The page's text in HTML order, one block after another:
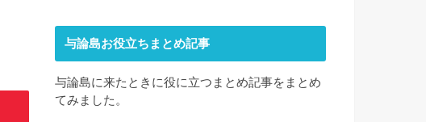
与論島お役立ちまとめ記事
与論島に来たときに役に立つまとめ記事をまとめ
てみました。